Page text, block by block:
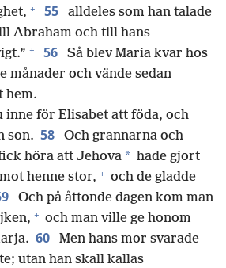
+ 55
alldeles som han talade
Abraham och till hans
+ 56
Så blev Maria kvar hos
månader och vände sedan
hem.
inne för Elisabet att föda, och
son. 58
Och grannarna och
höra att Jehova * hade gjort
henne stor, + och de gladde
Och på åttonde dagen kom man
+ och man ville ge honom
60
Men hans mor svarade
utan han skall kallas